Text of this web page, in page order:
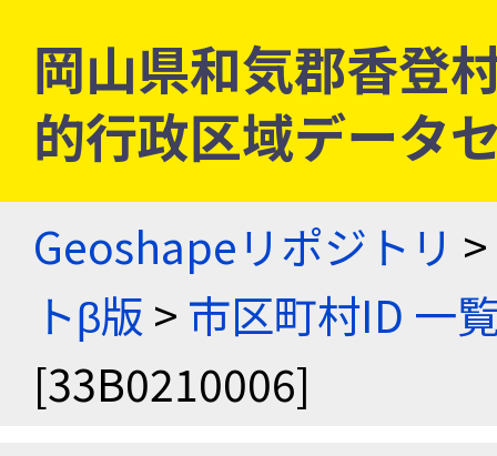
岡山県和気郡香登
的行政区域データ
Geoshapeリポジトリ >
トβ版 > 市区町村ID 一
[33B0210006]